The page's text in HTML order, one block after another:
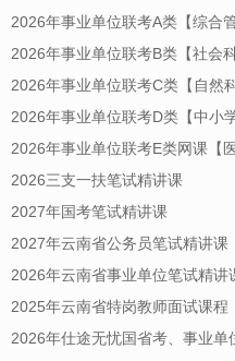
2026年事业单位联考A类【综合管
2026年事业单位联考B类【社会
2026年事业单位联考C类【自然
2026年事业单位联考D类【中小
2026年事业单位联考E类网课【
2026三支一扶笔试精讲课
2027年国考笔试精讲课
2027年云南省公务员笔试精讲课
2026年云南省事业单位笔试精讲
2025年云南省特岗教师面试课程
2026年仕途无忧国省考、事业单